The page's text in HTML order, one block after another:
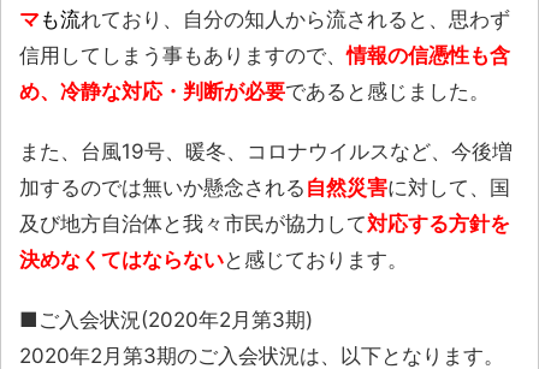
マも流れており、自分の知人から流されると、思わず
信用してしまう事もありますので、情報の信憑性も含
め、冷静な対応・判断が必要であると感じました。
また、台風19号、暖冬、コロナウイルスなど、今後増
加するのでは無いか懸念される 自然災害に対して、国
及び地方自治体と我々市民が協力して対応する方針を
決めなくてはならないと感じております。
■ご入会状況(2020年2月第3期)
2020年2月第3期のご入会状況は、以下となります。